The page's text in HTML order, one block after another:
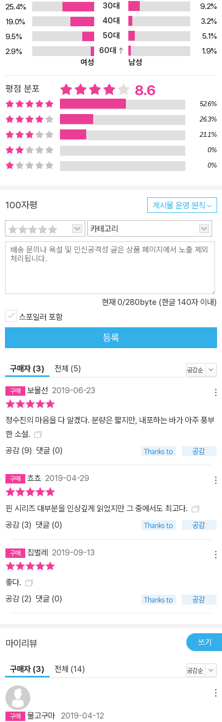
로 저녁 시간을 함께 보내게 된 어느 날, 선우는 내게 자신의 어머니에
관한 아픈 이야기를 털어놓았고 나 역시 16년 동안 그 누구에게도 하
지 않았던 엄마의 얘기를 선우에게 건넨다. 그러나 그날 이후 이선우
는 나를 조금씩 멀리하고, 나를 두고 망설이는 그의 모습에 실망한 나
는 돌연 그의 연락을 차단해버린다. 불행을 끊어내기 위해, 가족과 자
기 자신과의 화해를 위해 그 기원을 소설로 써내려고 했으나, 그럴수
록 선우에게 매몰되어 부정했던 엄마의 자리로 자꾸만 가버리는 자신
을 발견한 나는 선우를 더 깊이 사랑하게 되는 순간 혐오와 증오를 안
은 채 스스로 분열되어버릴 것을 깨닫고, 이선우를 떠나기로 마음먹
는다. 다섯 살 소은이 처음으로 숲으로 소풍을 간 날, 소은은 숲에 늑
대가 가득하다고 했다. 양주에 묻어둔 내 슬픔이 있는 그곳에서 소은
이 느낀 그 감정에 나는 놀라고 내 기억이 혹 딸에게 이식되었을까 불
한다. 신고를 받고 출동한 경찰은 검은 형체에 몰린 내 쪽으로 총구를
라 직감한다. “‘나’가 결별을 선언해서가 아니다, 멧돼지를 잡는 행동
(기억 속 트라우마를 구제하는 일)이 바로 ‘나’를 잡는 행동(자신의 어
두운 기억과 대면하고 극복하는 일)이었기 때문이다. (……) 트라우마
열린 결말로 끝이 난다. 내가 선우를 향해 달려갈지, 새로운 삶을 살아
갈지 아무것도 정해주지 않는다. 다만 모든 것을 극복한 후 내가 열어
갈 길은 적어도 수동적으로 구원을 기다리는 일만은 아닐 것임을 암
시할 뿐이다. 상실의 대상이 되는 것을 거부하고 상실한 자로, 하염없
는 희망을 안겨준다. “내면의 결핍과 슬픔, 아픔을 쓸 수 있다는 것,
그 화해가 지극히 개인적인 방식으로 마무리된다 하여도 그 개인을
전유한 화해는 어떤 방식으로든 새로운 계절을 이끌어낼 수 있으리
라. 최은미의 『어제는 봄』은 ‘나’가 달려 나가는 저 ‘유리문 너머’를 쓰
고자 한 ‘작가’의 여실한 노력이라 믿어 의심치 않는다.”(이병국) 월간
『현대문학』이 펴내는 월간 <핀 소설>, 그 열두 번째 책! <현대문학
핀 시리즈>는 당대 한국 문학의 가장 현대적이면서도 첨예한 작가들
을 선정, 월간 『현대문학』 지면에 선보이고 이것을 다시 단행본 발간
으로 이어가는 프로젝트이다. 여기에 선보이는 단행본들은 개별 작품
임과 동시에 여섯 명이 ‘한 시리즈’로 큐레이션된 것이다. 현대문학은
이 시리즈의 진지함이 ‘핀’이라는 단어의 섬세한 경쾌함과 아이러니
문학이 매월 내놓는 월간 핀이기도 하다. 매월 25일 발간할 예정이
후속 편들은 내로라하는 국내 최고 작가들의 신작을 정해진 날짜에
만나볼 수 있게 기획되어 있다. 한국 출판 사상 최초로 도입되는 일종
출생하고, 1990년 후반부터 2000년 사이 등단한, 현재 한국 소설의
12는 1970년대 후반에서 1980년대 초반 출생하고, 2000년대 중
후반 등단한, 현재 한국 소설에서 가장 활발하게 활동하고 있는 작가
책들은 아래와 같다. 001 편혜영 『죽은 자로 하여금』(2018년 4월 2
5일 발간) 002 박형서 『당신의 노후』(2018년 5월 25일 발간) 003
김경욱 『거울 보는 남자』(2018년 6월 25일 발간) 004 윤성희 『첫
문장』(2018년 7월 25일 발간) 005 이기호 『목양면 방화 사건 전말
25.4%
30대
9.2%
19.0%
40대
3.2%
9.5%
50대
5.1%
2.9%
60대
1.9%
여성
남성
평점 분포 8.6
52.6%
26.3%
21.1%
0%
0%
100자평 게시물 운영 원칙
카테고리
현재 0/280byte (한글 140자 이내)
스포일러 포함
등록
구매자 (3) 전체 (5)
보물선 2019-06-23
정수진의 마음을 다 알겠다. 분량은 짧지만, 내포하는 바가 아주 풍부
한 소설.
공감 (9) 댓글 (0)
쵸쵸 2019-04-29
핀 시리즈 대부분을 인상깊게 읽었지만 그 중에서도 최고다.
공감 (3) 댓글 (0)
집벌레 2019-09-13
좋다.
공감 (2) 댓글 (0)
마이리뷰 쓰기
구매자 (3) 전체 (14)
물고구마 2019-04-12